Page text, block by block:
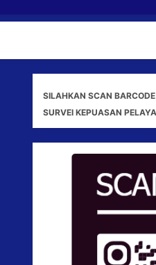
SILAHKAN SCAN
SURVEI KEPUASAN